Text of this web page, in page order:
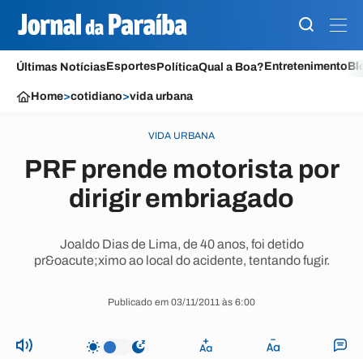
Últimas NotíciasEsportesPolíticaQual a Boa?Entretenimento
Home>cotidiano>vida urbana
VIDA URBANA
PRF prende motorista por
dirigir embriagado
Joaldo Dias de Lima, de 40 anos, foi detido
pr&oacute;ximo ao local do acidente, tentando fugir.
Publicado em 03/11/2011 às 6:00